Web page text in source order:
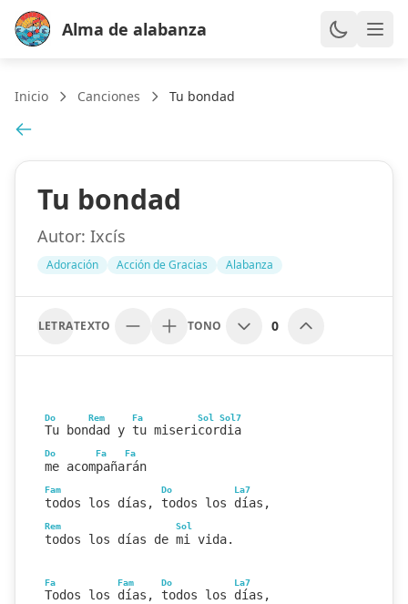
Alma de alabanza
Inicio Canciones Tu bondad
Tu bondad
Autor: Ixcís
Adoración Acción de Gracias Alabanza
LETRATEXTO TONO 0
Do Rem Fa Sol Sol7
Tu bondad y tu misericordia
Do Fa Fa
me acompañarán
Fam Do La7
todos los días, todos los días,
Rem Sol
todos los días de mi vida.
Fa Fam Do La7
Todos los días, todos los días,